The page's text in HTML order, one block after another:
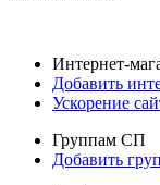
Интернет-
Добавить
Ускорение
Группам СП
Добавить